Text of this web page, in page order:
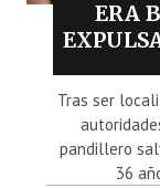
ERA
Tras ser
pandillero
36